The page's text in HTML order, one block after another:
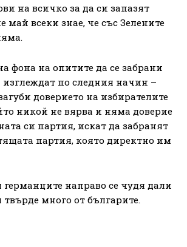
на всичко за да си запазят
май всеки знае, че със Зелените
фона на опитите да се забрани
изглеждат по следния начин –
доверието на избирателите
никой не вярва и няма доверие
си партия, искат да забранят
партия, която директно им
германците направо се чудя дали
твърде много от българите.